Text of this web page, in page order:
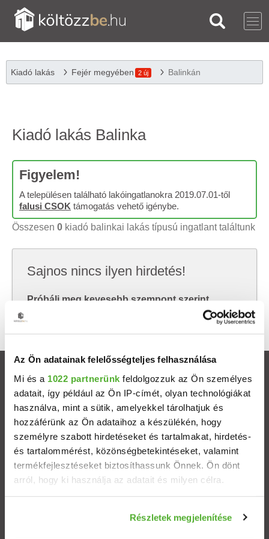
Az Ön adatainak felelősségteljes felhasználása
Mi és a 1022 partnerünk feldolgozzuk az Ön személyes
adatait, így például az Ön IP-címét, olyan technológiákat
használva, mint a sütik, amelyekkel tárolhatjuk és
hozzáférünk az Ön adataihoz a készülékén, hogy
személyre szabott hirdetéseket és tartalmakat, hirdetés-
és tartalommérést, közönségbetekintéseket, valamint
termékfejlesztéseket biztosíthassunk Önnek. Ön dönt
arról, hogy ki használja az adatait és milyen célra.
Információgyűjtés az Ön földrajzi elhelyezkedéséről
Részletek megjelenítése
Kiadó lakás Fejér megyében 2 új Balinkán
Kiadó lakás Balinka
Figyelem!
A településen található lakóingatlanokra 2019.07.01-től
falusi CSOK támogatás vehető igénybe.
Összesen 0 kiadó balinkai lakás típusú ingatlant találtunk
Sajnos nincs ilyen hirdetés!
Próbálj meg kevesebb szempont szerint
keresni, hátha akkor megtalálod, amit keresel.
Ingatlanok
Eladó házak
Eladó lakások
Települések